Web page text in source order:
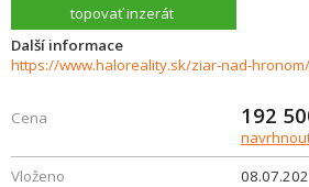
topovať inzerát
Další informace
Cena 192
Vloženo